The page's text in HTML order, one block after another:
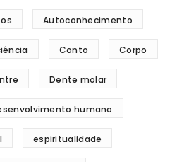
Autoconhecimento
Conto Corpo
Dente molar
humano
espiritualidade